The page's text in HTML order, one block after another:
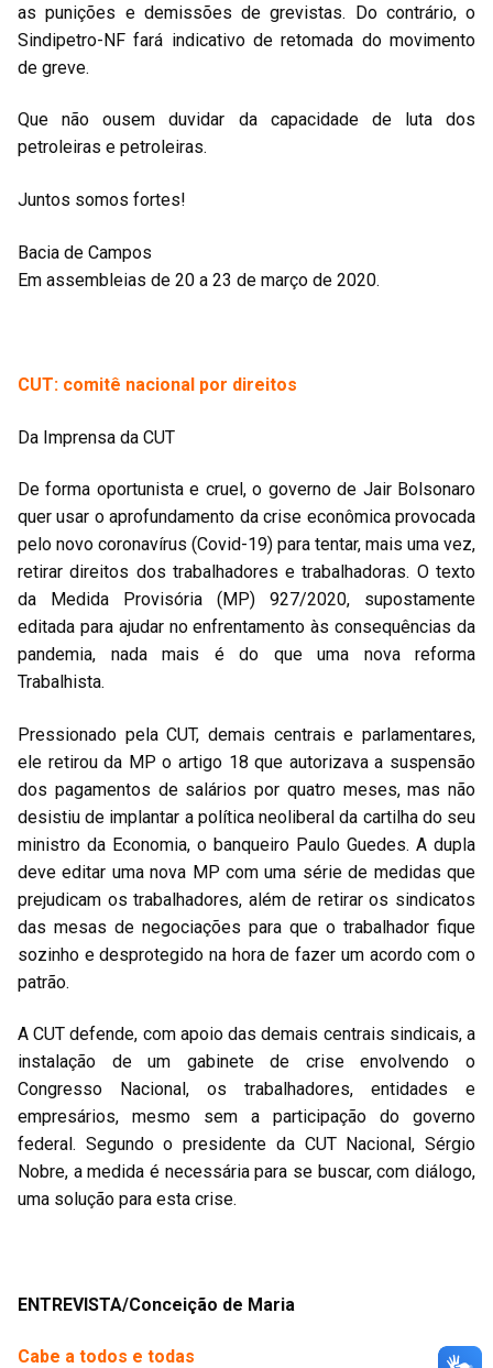
as punições e demissões de grevistas. Do contrário, o
Sindipetro-NF fará indicativo de retomada do movimento
de greve.
Que não ousem duvidar da capacidade de luta dos
petroleiras e petroleiras.
Juntos somos fortes!
Bacia de Campos
Em assembleias de 20 a 23 de março de 2020.
CUT: comitê nacional por direitos
Da Imprensa da CUT
De forma oportunista e cruel, o governo de Jair Bolsonaro
quer usar o aprofundamento da crise econômica provocada
pelo novo coronavírus (Covid-19) para tentar, mais uma vez,
retirar direitos dos trabalhadores e trabalhadoras. O texto
da Medida Provisória (MP) 927/2020, supostamente
editada para ajudar no enfrentamento às consequências da
pandemia, nada mais é do que uma nova reforma
Trabalhista.
Pressionado pela CUT, demais centrais e parlamentares,
ele retirou da MP o artigo 18 que autorizava a suspensão
dos pagamentos de salários por quatro meses, mas não
desistiu de implantar a política neoliberal da cartilha do seu
ministro da Economia, o banqueiro Paulo Guedes. A dupla
deve editar uma nova MP com uma série de medidas que
prejudicam os trabalhadores, além de retirar os sindicatos
das mesas de negociações para que o trabalhador fique
sozinho e desprotegido na hora de fazer um acordo com o
patrão.
A CUT defende, com apoio das demais centrais sindicais, a
instalação de um gabinete de crise envolvendo o
Congresso Nacional, os trabalhadores, entidades e
empresários, mesmo sem a participação do governo
federal. Segundo o presidente da CUT Nacional, Sérgio
Nobre, a medida é necessária para se buscar, com diálogo,
uma solução para esta crise.
ENTREVISTA/Conceição de Maria
Cabe a todos e todas